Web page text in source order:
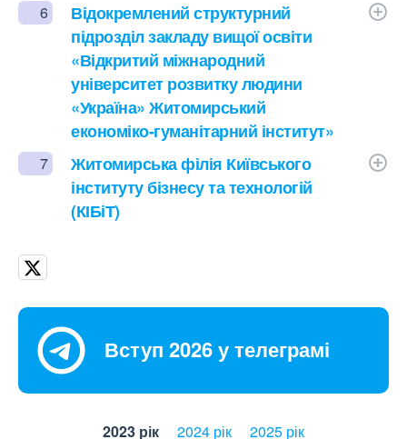
6
Відокремлений структурний
підрозділ закладу вищої освіти
«Відкритий міжнародний
університет розвитку людини
«Україна» Житомирський
економіко-гуманітарний інститут»
7
Житомирська філія Київського
інституту бізнесу та технологій
(КІБіТ)
Вступ 2026 у телеграмі
2023 рік 2024 рік 2025 рік